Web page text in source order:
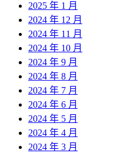
2025 年 1 月
2024 年 12 月
2024 年 11 月
2024 年 10 月
2024 年 9 月
2024 年 8 月
2024 年 7 月
2024 年 6 月
2024 年 5 月
2024 年 4 月
2024 年 3 月